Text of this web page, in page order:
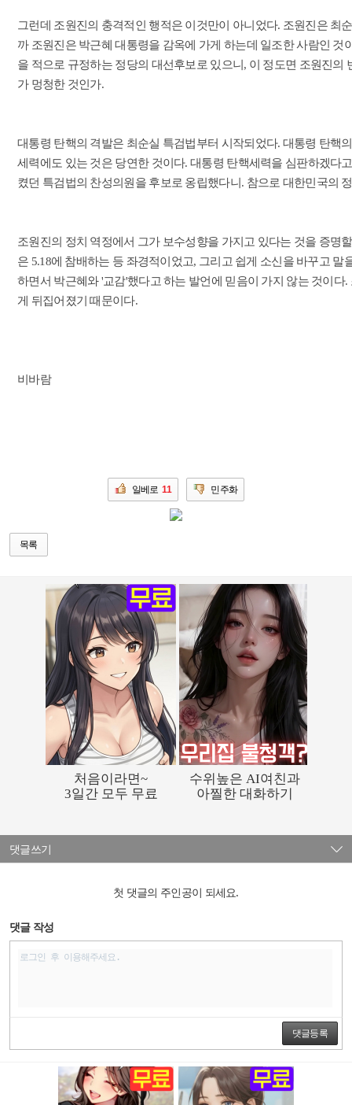
그런데 조원진의 충격적인 행적은 이것만이 아니었다. 조원진은 최
까 조원진은 박근혜 대통령을 감옥에 가게 하는데 일조한 사람인 것
을 적으로 규정하는 정당의 대선후보로 있으니, 이 정도면 조원진의
가 멍청한 것인가.
대통령 탄핵의 격발은 최순실 특검법부터 시작되었다. 대통령 탄핵
세력에도 있는 것은 당연한 것이다. 대통령 탄핵세력을 심판하겠다
켰던 특검법의 찬성의원을 후보로 옹립했다니. 참으로 대한민국의
조원진의 정치 역정에서 그가 보수성향을 가지고 있다는 것을 증명
은 5.18에 참배하는 등 좌경적이었고, 그리고 쉽게 소신을 바꾸고 말
하면서 박근혜와 '교감'했다고 하는 발언에 믿음이 가지 않는 것이다
게 뒤집어졌기 때문이다.
비바람
일베로 11 민주화
목록
댓글쓰기
첫 댓글의 주인공이 되세요.
댓글 작성
댓글등록